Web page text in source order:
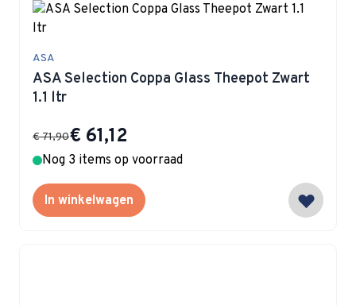
ASA
ASA Selection Coppa Glass Theepot Zwart
1.1 ltr
Special Price
€ 61,12
€ 71,90
Nog 3 items op voorraad
In winkelwagen